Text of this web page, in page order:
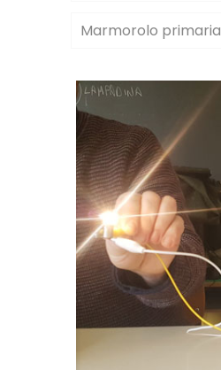
Marmorolo primaria